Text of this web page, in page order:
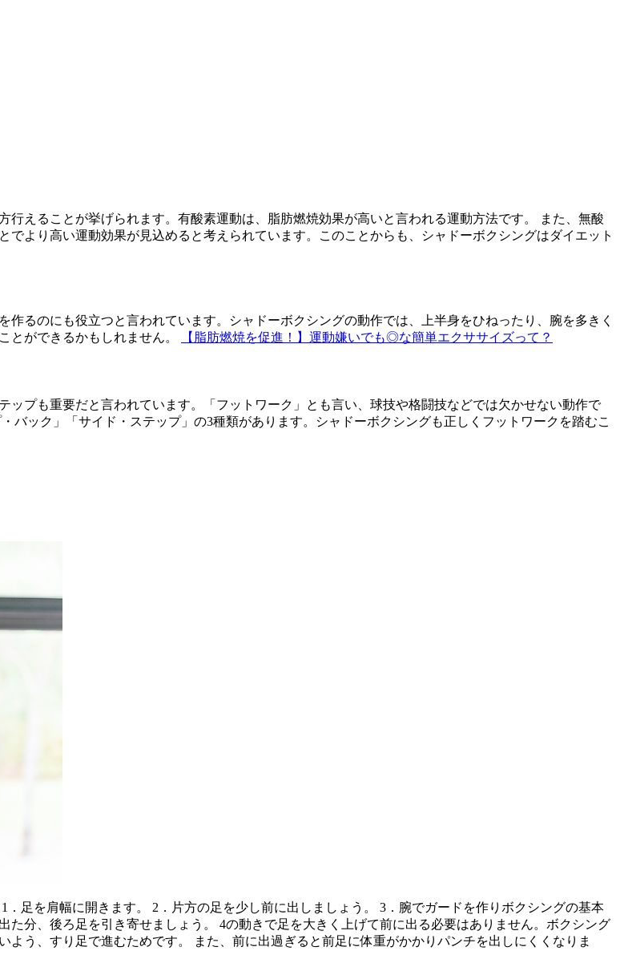
えることが挙げられます。有酸素運動は、脂肪燃焼効果が高いと言われる運動方法です。 また、無酸
より高い運動効果が見込めると考えられています。このことからも、シャドーボクシングはダイエット
るのにも役立つと言われています。シャドーボクシングの動作では、上半身をひねったり、腕を多きく
とができるかもしれません。
【脂肪燃焼を促進！】運動嫌いでも◎な簡単エクササイズって？
プも重要だと言われています。「フットワーク」とも言い、球技や格闘技などでは欠かせない動作で
ック」「サイド・ステップ」の3種類があります。シャドーボクシングも正しくフットワークを踏むこ
足を肩幅に開きます。 2．片方の足を少し前に出しましょう。 3．腕でガードを作りボクシングの基本
分、後ろ足を引き寄せましょう。 4の動きで足を大きく上げて前に出る必要はありません。ボクシング
う、すり足で進むためです。 また、前に出過ぎると前足に体重がかかりパンチを出しにくくなりま